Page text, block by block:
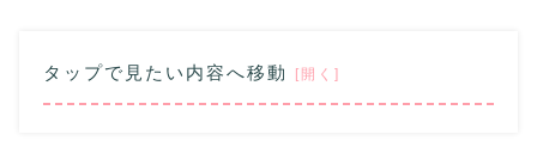
タップで見たい内容へ移動